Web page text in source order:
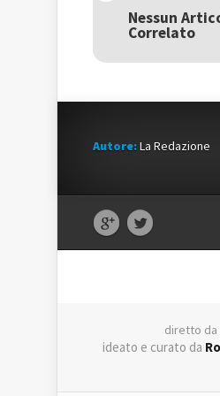
una
nuova
finestra)
nuova
finestra)
Nessun
Correlato
Autore:La Redazione
diretto da
ideato e curato da